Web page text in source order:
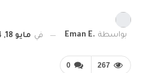
بواسطة .Eman E في مايو 18, 2024
0 267